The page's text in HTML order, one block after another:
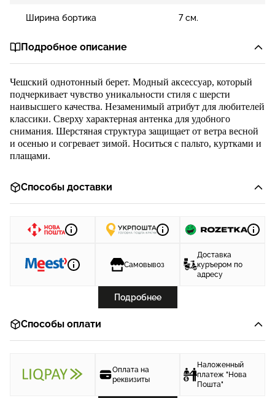
Ширина бортика 7 cм.
Подробное описание
Чешский однотонный берет. Модный аксессуар, который
подчеркивает чувство уникальности стиля с шерсти
наивысшего качества. Незаменимый атрибут для любителей
классики. Сверху характерная антенка для удобного
снимания. Шерстяная структура защищает от ветра весной
и осенью и согревает зимой. Носиться с пальто, куртками и
плащами.
Способы доставки
Самовывоз
Доставка
куръером по
адресу
Подробнее
Способы оплати
Оплата на
реквизиты
Наложенный
платеж "Нова
Пошта"